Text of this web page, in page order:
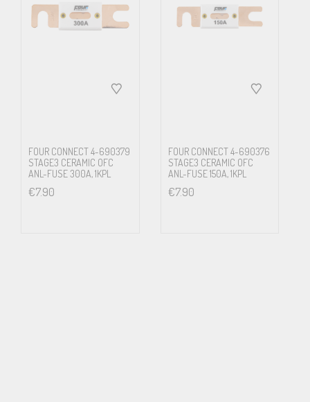
FOUR CONNECT 4-690379
STAGE3 CERAMIC OFC
ANL-FUSE 300A, 1KPL
€7.90
FOUR CONNECT 4-690376
STAGE3 CERAMIC OFC
ANL-FUSE 150A, 1KPL
€7.90